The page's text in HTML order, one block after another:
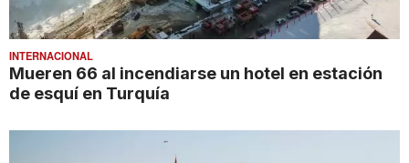
INTERNACIONAL
Mueren 66 al incendiarse un hotel en estación
de esquí en Turquía